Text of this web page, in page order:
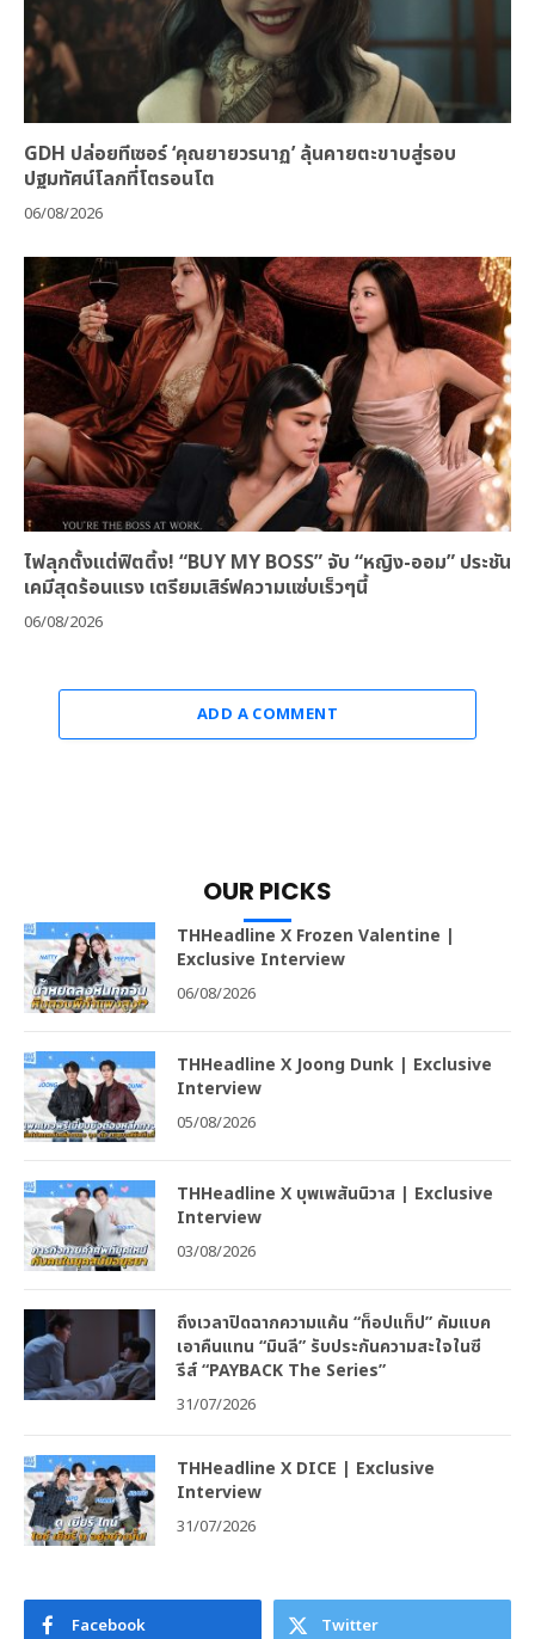
GDH ปล่อยทีเซอร์ ‘คุณยายวรนาฏ’ ลุ้นคายตะขาบสู่รอบ
ปฐมทัศน์โลกที่โตรอนโต
06/08/2026
ไฟลุกตั้งแต่ฟิตติ้ง! “BUY MY BOSS” จับ “หญิง-ออม” ประชัน
เคมีสุดร้อนแรง เตรียมเสิร์ฟความแซ่บเร็วๆนี้
06/08/2026
ADD A COMMENT
OUR PICKS
THHeadline X Frozen Valentine |
Exclusive Interview
06/08/2026
THHeadline X Joong Dunk | Exclusive
Interview
05/08/2026
THHeadline X บุพเพสันนิวาส | Exclusive
Interview
03/08/2026
ถึงเวลาปิดฉากความแค้น “ท็อปแท็ป” คัมแบค
เอาคืนแทน “มินลี” รับประกันความสะใจในซี
รีส์ “PAYBACK The Series”
31/07/2026
THHeadline X DICE | Exclusive
Interview
31/07/2026
Facebook Twitter